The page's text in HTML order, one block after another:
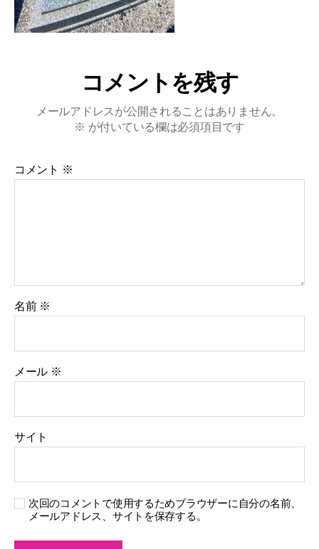
コメントを残す
メールアドレスが公開されることはありません。
※ が付いている欄は必須項目です
コメント ※
名前 ※
メール ※
サイト
次回のコメントで使用するためブラウザーに自分の名前、
メールアドレス、サイトを保存する。